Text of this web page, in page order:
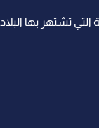
تشتهر بها البلاد